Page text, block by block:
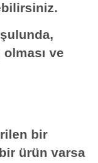
olması ve
bir
ürün varsa